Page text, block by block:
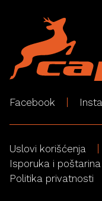
Facebook
Uslovi korišćenja
Isporuka i poštarina
Politika privatnosti